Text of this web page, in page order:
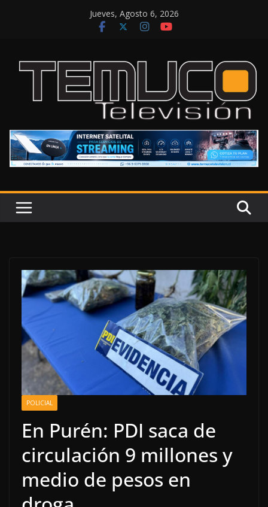
Jueves, Agosto 6, 2026
POLICIAL
En Purén: PDI saca de
circulación 9 millones y
medio de pesos en